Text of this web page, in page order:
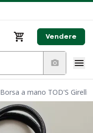
Vendere
Borsa a mano TOD'S Girelli